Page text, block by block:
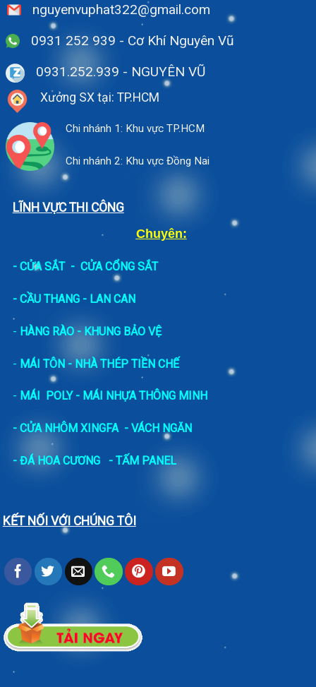
nguyenvuphat322@gmail.com
0931 252 939 - Cơ Khí Nguyên Vũ
0931.252.939 - NGUYÊN VŨ
Xưởng SX tại: TP.HCM
Chi nhánh 1: Khu vực TP.HCM
Chi nhánh 2: Khu vực Đồng Nai
LĨNH VỰC THI CÔNG
Chuyên:
- CỬA SẮT- CỬA CỔNG SẮT
- CẦU THANG - LAN CAN
- HÀNG RÀO - KHUNG BẢO VỆ
- MÁI TÔN - NHÀ THÉP TIỀN CHẾ
- MÁI POLY - MÁI NHỰA THÔNG MINH
- CỬA NHÔM XINGFA - VÁCH NGĂN
- ĐÁ HOA CƯƠNG - TẤM PANEL
KẾT NỐI VỚI CHÚNG TÔI